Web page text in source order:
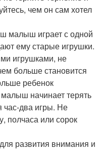
чем он сам хотел
малыш играет с одной
ему старые игрушки.
игрушками, не
больше становится
ребенок
малыш начинает терять
час-два игры. Не
полчаса или сорок
развития внимания и